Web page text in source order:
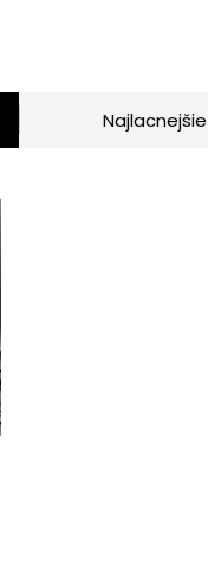
Najlacnejšie